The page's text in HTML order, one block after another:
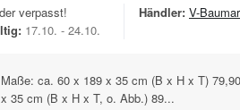
verpasst!
17.10. - 24.10.
Händler: V-
Maße: ca. 60 x 189 x 35 cm (B x H x T)
x 35 cm (B x H x T, o. Abb.) 89...